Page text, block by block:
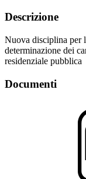
Descrizione
Nuova disciplina per
determinazione dei
residenziale pubblica
Documenti